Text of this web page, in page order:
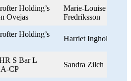
Holding’s
Ovejas
Marie-Louise
Fredriksson
Holding’s
Harriet Ingholm
S Bar L
CP
Sandra Zilch